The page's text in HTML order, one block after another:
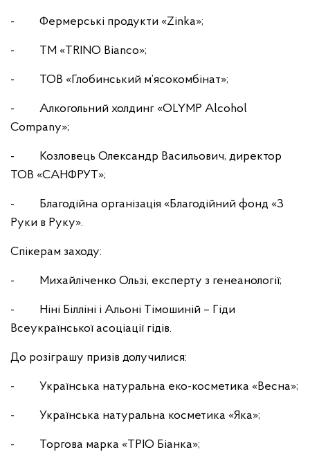
- Фермерські продукти «Zinka»;
- ТМ «ТRINO Bianco»;
- ТОВ «Глобинський м’ясокомбінат»;
- Алкогольний холдинг «OLYMP Alcohol
Company»;
- Козловець Олександр Васильович, директор
ТОВ «САНФРУТ»;
- Благодійна організація «Благодійний фонд «З
Руки в Руку».
Спікерам заходу:
- Михайліченко Ользі, експерту з генеанології;
- Ніні Білліні і Альоні Тімошиній – Гіди
Всеукраїнської асоціації гідів.
До розіграшу призів долучилися:
- Українська натуральна еко-косметика «Весна»;
- Українська натуральна косметика «Яка»;
- Торгова марка «ТРІО Біанка»;